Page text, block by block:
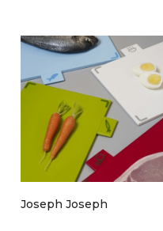
Joseph Joseph